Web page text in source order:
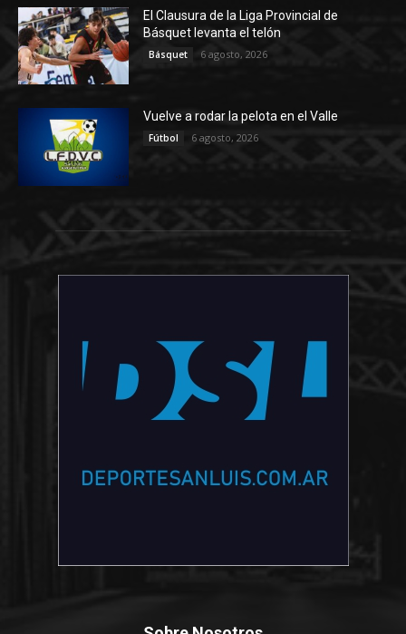
El Clausura de la Liga Provincial de
Básquet levanta el telón
Básquet 6 agosto, 2026
Vuelve a rodar la pelota en el Valle
Fútbol 6 agosto, 2026